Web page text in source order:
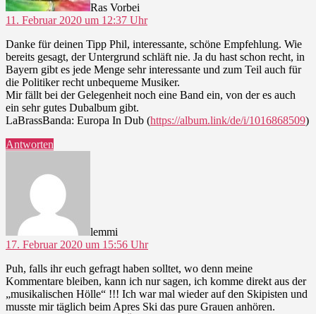
Ras Vorbei
11. Februar 2020 um 12:37 Uhr
Danke für deinen Tipp Phil, interessante, schöne Empfehlung. Wie
bereits gesagt, der Untergrund schläft nie. Ja du hast schon recht, in
Bayern gibt es jede Menge sehr interessante und zum Teil auch für
die Politiker recht unbequeme Musiker.
Mir fällt bei der Gelegenheit noch eine Band ein, von der es auch
ein sehr gutes Dubalbum gibt.
LaBrassBanda: Europa In Dub (https://album.link/de/i/1016868509)
Antworten
lemmi
17. Februar 2020 um 15:56 Uhr
Puh, falls ihr euch gefragt haben solltet, wo denn meine
Kommentare bleiben, kann ich nur sagen, ich komme direkt aus der
„musikalischen Hölle“ !!! Ich war mal wieder auf den Skipisten und
musste mir täglich beim Apres Ski das pure Grauen anhören.